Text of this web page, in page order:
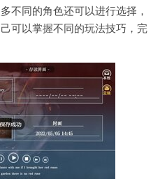
不同的角色还可以进行选择，
可以掌握不同的玩法技巧，完